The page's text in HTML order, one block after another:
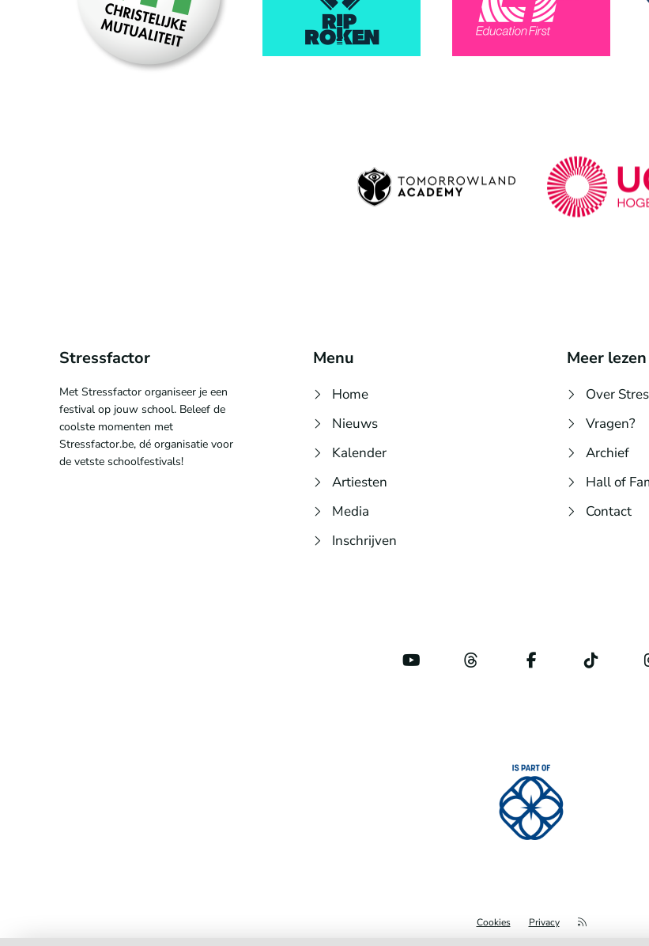
Stressfactor
Met Stressfactor organiseer je een
festival op jouw school. Beleef de
coolste momenten met
Stressfactor.be, dé organisatie voor
de vetste schoolfestivals!
Menu
Home
Nieuws
Kalender
Artiesten
Media
Inschrijven
Meer lezen
Over
Vragen?
Archief
Hall of
Contact
Cookies Privacy